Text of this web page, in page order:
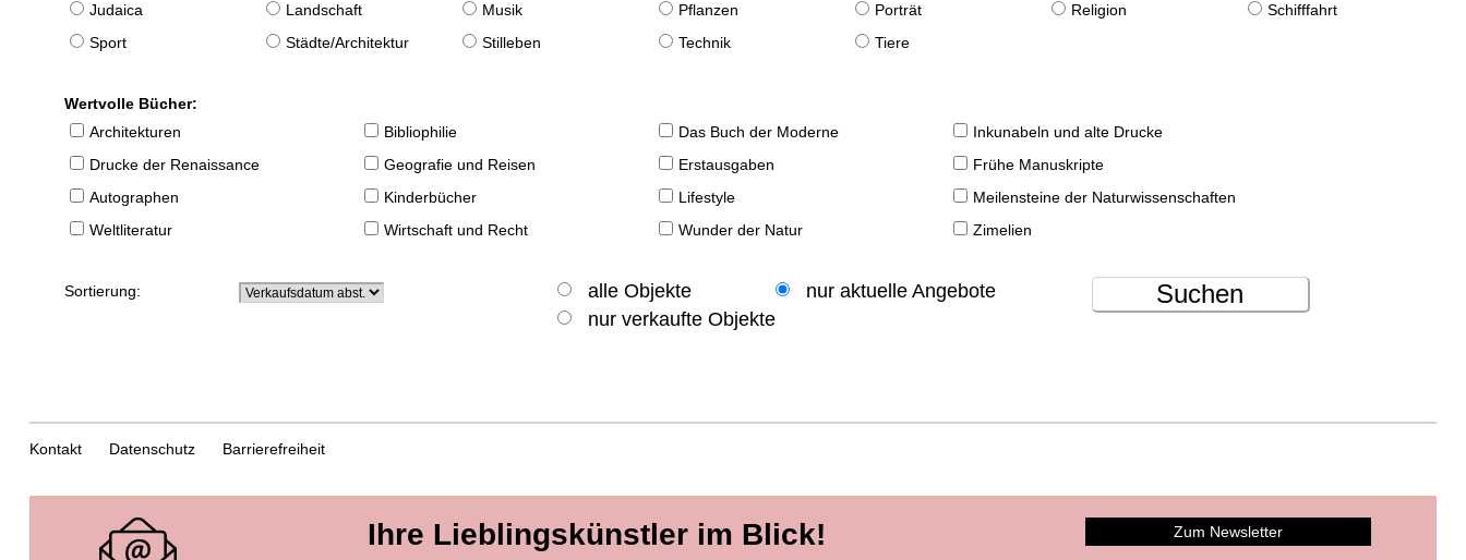
Judaica
Landschaft Musik Pflanzen Porträt Religion
Schifffahrt
Sport
Städte/Architektur Stilleben Technik Tiere
Wertvolle Bücher:
Architekturen
Bibliophilie Das Buch der Moderne
Inkunabeln und alte Drucke
Drucke der Renaissance
Geografie und Reisen Erstausgaben
Frühe Manuskripte
Autographen
Kinderbücher Lifestyle
Meilensteine der Naturwissenschaften
Weltliteratur
Wirtschaft und Recht Wunder der Natur Zimelien
Sortierung: alle Objekte
nur aktuelle Angebote
nur verkaufte Objekte
Suchen
Kontakt Datenschutz Barrierefreiheit
Ihre Lieblingskünstler im Blick! Zum Newsletter